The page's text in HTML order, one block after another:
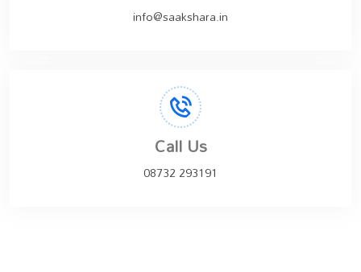
info@saakshara.in
Call Us
08732 293191